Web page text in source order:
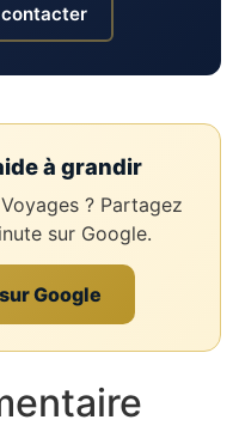
contacter
à grandir
? Partagez
sur Google.
Google